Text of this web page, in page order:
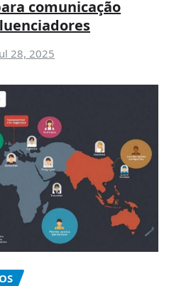
comunicação
28, 2025